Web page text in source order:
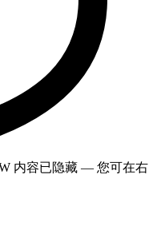
内容已隐藏 — 您可在右